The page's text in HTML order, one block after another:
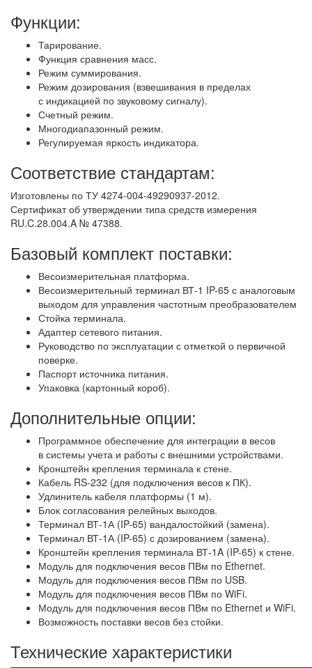
Функции:
Тарирование.
Функция сравнения масс.
Режим суммирования.
Режим дозирования (взвешивания в пределах
с индикацией по звуковому сигналу).
Счетный режим.
Многодиапазонный режим.
Регулируемая яркость индикатора.
Соответствие стандартам:
Изготовлены по ТУ 4274-004-49290937-2012.
Сертификат об утверждении типа средств измерения
RU.C.28.004.A № 47388.
Базовый комплект поставки:
Весоизмерительная платформа.
Весоизмерительный терминал ВТ-1 IP-65 с аналоговым
выходом для управления частотным преобразователем
Стойка терминала.
Адаптер сетевого питания.
Руководство по эксплуатации с отметкой о первичной
поверке.
Паспорт источника питания.
Упаковка (картонный короб).
Дополнительные опции:
Программное обеспечение для интеграции в весов
в системы учета и работы с внешними устройствами.
Кронштейн крепления терминала к стене.
Кабель RS-232 (для подключения весов к ПК).
Удлинитель кабеля платформы (1 м).
Блок согласования релейных выходов.
Терминал ВТ-1А (IP-65) вандалостойкий (замена).
Терминал ВТ-1А (IP-65) с дозированием (замена).
Кронштейн крепления терминала ВТ-1A (IP-65) к стене.
Модуль для подключения весов ПВм по Ethernet.
Модуль для подключения весов ПВм по USB.
Модуль для подключения весов ПВм по WiFi.
Модуль для подключения весов ПВм по Ethernet и WiFi.
Возможность поставки весов без стойки.
Технические характеристики